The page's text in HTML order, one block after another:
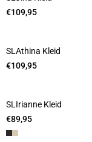
€109,95
SLAthina Kleid
€109,95
SLIrianne Kleid
€89,95